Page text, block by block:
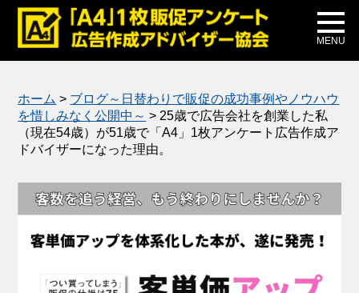
MENU
メディア掲載
公式ブログ
ホーム > ブログ～日替わりで販促の成功事例やノウハウ
を惜しみなく公開中～ > 25歳で広告会社を創業した私
（現在54歳）が51歳で「A4」1枚アンケート広告作成ア
ドバイザーになった理由。